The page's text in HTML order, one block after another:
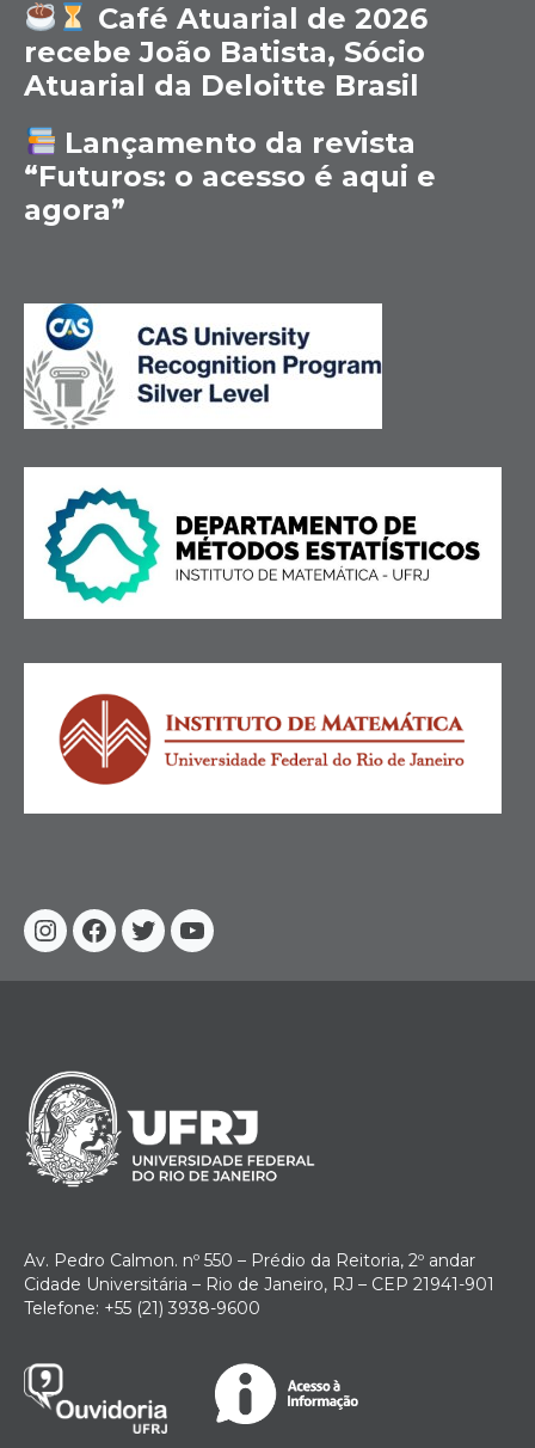
Instagram
Facebook
TwitterYouTube
Café Atuarial de 2026
recebe João Batista, Sócio
Atuarial da Deloitte Brasil
Lançamento da revista
“Futuros: o acesso é aqui e
agora”
Av. Pedro Calmon. nº 550 – Prédio da Reitoria, 2º andar
Cidade Universitária – Rio de Janeiro, RJ – CEP 21941-901
Telefone: +55 (21) 3938-9600